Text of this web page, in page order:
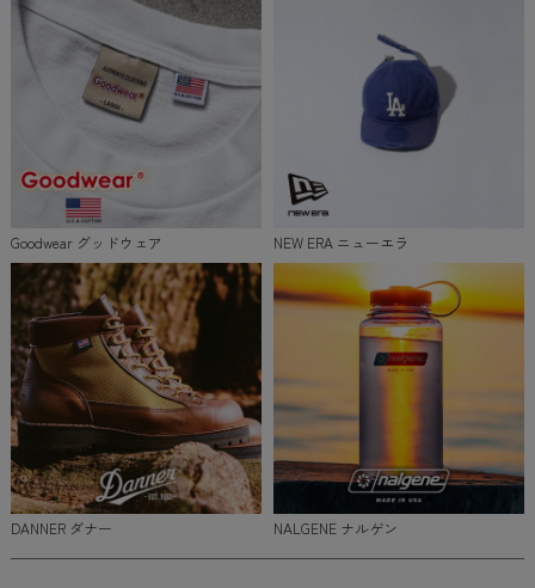
Goodwear グッドウェア NEW ERA ニューエラ
DANNER ダナー NALGENE ナルゲン